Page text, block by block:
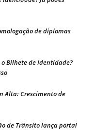
de diplomas
o Bilhete de Identidade?
Alta: Crescimento de
de Trânsito lança portal